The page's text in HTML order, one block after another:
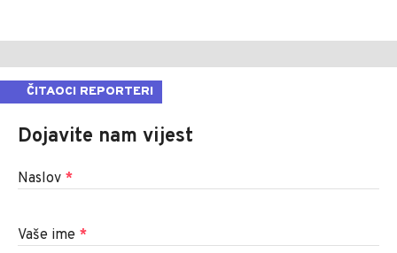
ČITAOCI REPORTERI
Dojavite nam vijest
Naslov *
Vaše ime *